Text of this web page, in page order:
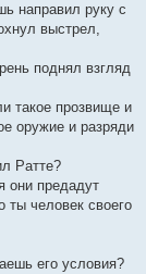
направил руку с
выстрел,
поднял взгляд
такое прозвище и
оружие и разряди
Ратте?
они предадут
человек своего
его условия?